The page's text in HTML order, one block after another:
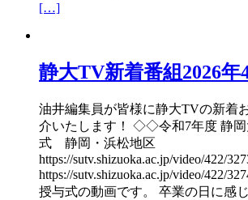
[…]
静大TV新着番組2026年
油井編集員が皆様に静大TVの新着
介いたします！ ◇◇令和7年度 静岡
式 静岡・浜松地区
https://sutv.shizuoka.ac.jp/video/422/
https://sutv.shizuoka.ac.jp/video/422/
授与式の動画です。 卒業の日に感